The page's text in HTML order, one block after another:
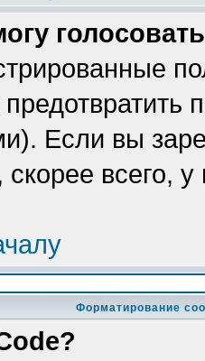
Если вы
скорее всего,
Форматирование